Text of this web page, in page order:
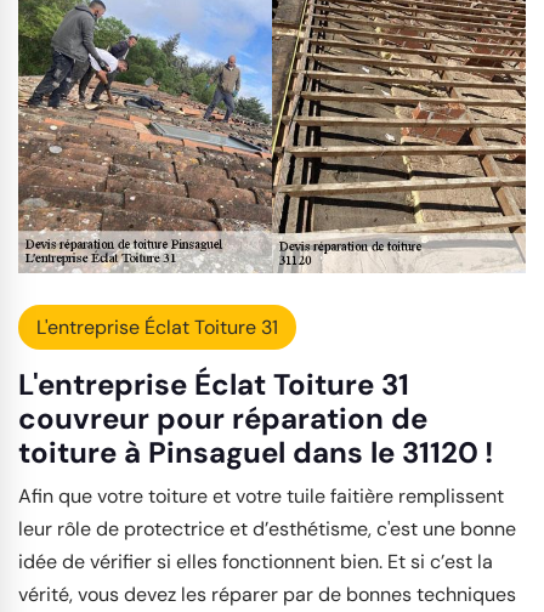
L'entreprise Éclat Toiture 31
L'entreprise Éclat Toiture 31
couvreur pour réparation de
toiture à Pinsaguel dans le 31120 !
Afin que votre toiture et votre tuile faitière remplissent
leur rôle de protectrice et d’esthétisme, c'est une bonne
idée de vérifier si elles fonctionnent bien. Et si c’est la
vérité, vous devez les réparer par de bonnes techniques